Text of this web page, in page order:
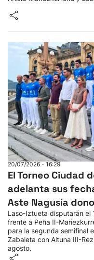
20/07/2026 - 16:29
El Torneo Ciudad
adelanta sus
Aste Nagusia
Laso-Iztueta disputarán el
frente a Peña II-
para la segunda semifinal
Zabaleta con Altuna III-
agosto.